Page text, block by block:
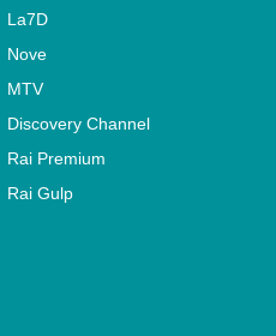
La7D
Nove
MTV
Discovery Channel
Rai Premium
Rai Gulp